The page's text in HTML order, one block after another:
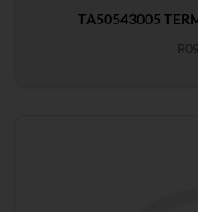
TA50543005